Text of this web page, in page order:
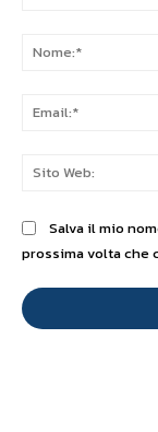
Salva il mio
prossima volta che